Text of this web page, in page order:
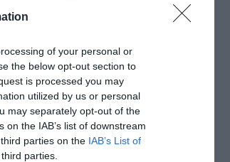
of your personal or
the below opt-out section to
is processed you may
utilized by us or personal
may separately opt-out of the
the IAB’s list of downstream
parties on the IAB’s List of
parties.